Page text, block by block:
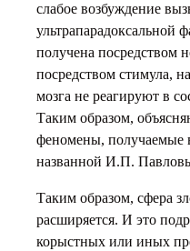
слабое возбуждение
ультрапарадоксальной
получена посредством
посредством стимула,
мозга не реагируют в
Таким образом,
феномены, получаемые
названной И.П.
Таким образом, сфера
расширяется. И это
корыстных или иных